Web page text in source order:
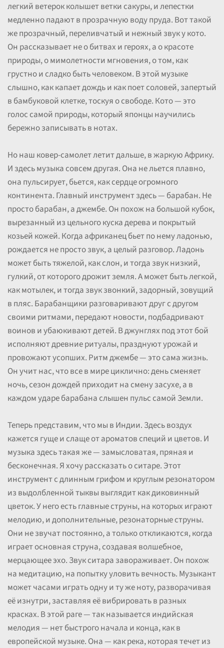
легкий ветерок колышет ветки сакуры, и лепестки
медленно падают в прозрачную воду пруда. Вот такой
же прозрачный, переливчатый и нежный звук у кото.
Он рассказывает не о битвах и героях, а о красоте
природы, о мимолетности мгновения, о том, как
грустно и сладко быть человеком. В этой музыке
слышно, как капает дождь и как поет соловей, запертый
в бамбуковой клетке, тоскуя о свободе. Кото — это
голос самой природы, который японцы научились
бережно записывать в нотах.
Но наш ковер-самолет летит дальше, в жаркую Африку.
И здесь музыка совсем другая. Она не льется плавно,
она пульсирует, бьется, как сердце огромного
континента. Главный инструмент здесь — барабан. Не
просто барабан, а джембе. Он похож на большой кубок,
вырезанный из цельного куска дерева и покрытый
козьей кожей. Когда африканец бьет по нему ладонью,
рождается не просто звук, а целый разговор. Ладонь
может быть тяжелой, как слон, и тогда звук низкий,
гулкий, от которого дрожит земля. А может быть легкой,
как мотылек, и тогда звук звонкий, задорный, зовущий
в пляс. Барабанщики разговаривают друг с другом
своими ритмами, передают новости, подбадривают
воинов и убаюкивают детей. В джунглях под этот бой
исполняют древние ритуалы, празднуют урожай и
провожают усопших. Ритм джембе — это сама жизнь.
Он учит нас, что все в мире циклично: день сменяет
ночь, сезон дождей приходит на смену засухе, а в
каждом ударе барабана слышен пульс самой Земли.
Теперь представим, что мы в Индии. Здесь воздух
кажется гуще и слаще от ароматов специй и цветов. И
музыка здесь такая же — замысловатая, пряная и
бесконечная. Я хочу рассказать о ситаре. Этот
инструмент с длинным грифом и круглым резонатором
из выдолбленной тыквы выглядит как диковинный
цветок. У него есть главные струны, на которых играют
мелодию, и дополнительные, резонаторные струны.
Они не звучат постоянно, а только откликаются, когда
играет основная струна, создавая волшебное,
мерцающее эхо. Звук ситара завораживает. Он похож
на медитацию, на попытку уловить вечность. Музыкант
может часами играть одну и ту же ноту, разворачивая
её изнутри, заставляя её вибрировать в разных
красках. В этой раге — так называется индийская
мелодия — нет быстрого начала и конца, как в
европейской музыке. Она — как река, которая течет из